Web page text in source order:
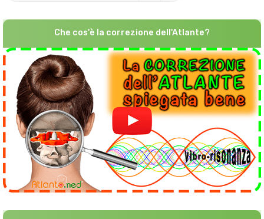
Che cos'è la correzione dell'Atlante?